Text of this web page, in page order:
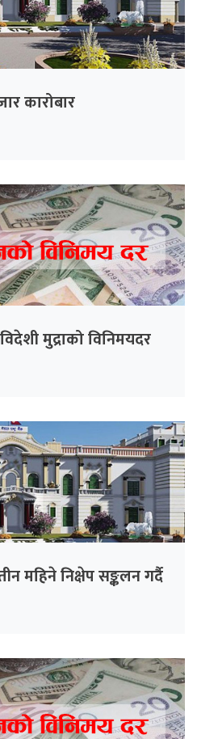
कारोबार
मुद्राको विनिमयदर
महिने निक्षेप सङ्कलन गर्दै